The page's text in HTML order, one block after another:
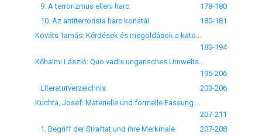
9. A terrorizmus elleni harc
178-180
10. Az antiterrorista harc korlátái
180-181
183-194
195-206
Literatutverzeichnis
203-206
207-211
1. Begriff der Straftat und ihre Merkmale
207-208